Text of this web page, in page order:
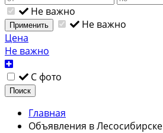
Не важно
Применить
Не важно
Цена
Не важно
С фото
Поиск
Главная
Объявления в Лесосибирске